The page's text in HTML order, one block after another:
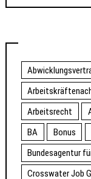
Arbeitsrecht
BA
Bonus
Bundesagentur
Crosswater Job